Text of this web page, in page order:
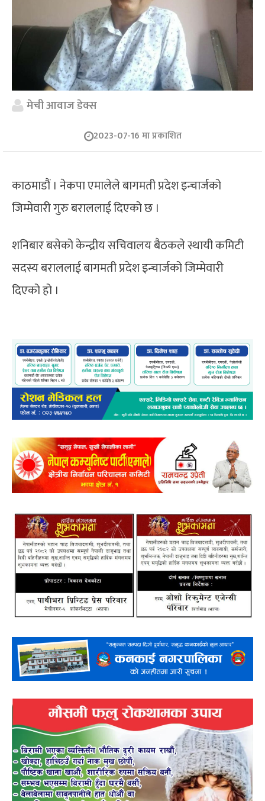
मेची आवाज डेक्स
2023-07-16 मा प्रकाशित
काठमाडौं । नेकपा एमालेले बागमती प्रदेश इन्चार्जको
जिम्मेवारी गुरु बराललाई दिएको छ ।
शनिबार बसेको केन्द्रीय सचिवालय बैठकले स्थायी कमिटी
सदस्य बराललाई बागमती प्रदेश इन्चार्जको जिम्मेवारी
दिएको हो ।